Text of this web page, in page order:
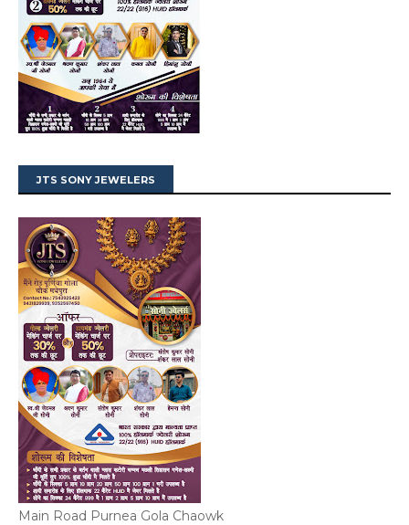
JTS SONY JEWELERS
Main Road Purnea Gola Chaowk